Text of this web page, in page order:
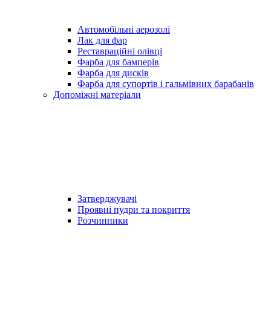
Автомобільні аерозолі
Лак для фар
Реставраційні олівці
Фарба для бамперів
Фарба для дисків
Фарба для супортів і гальмівних барабанів
Допоміжні матеріали
Затверджувачі
Проявні пудри та покриття
Розчинники